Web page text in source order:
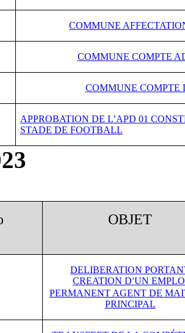
COMMUNE
COMMUNE COMPTE
COMMUNE COMPTE
APPROBATION DE L’APD 01
STADE DE FOOTBALL
OBJET
DELIBERATION
CREATION D’UN
PERMANENT AGENT DE
PRINCIPAL